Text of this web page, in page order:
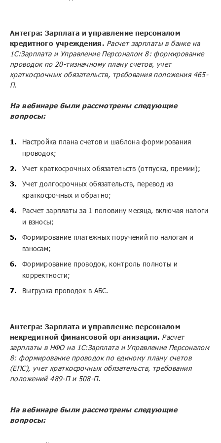
Антегра: Зарплата и управление персоналом
кредитного учреждения. Расчет зарплаты в банке на
1С:Зарплата и Управление Персоналом 8: формирование
проводок по 20-тизначному плану счетов, учет
краткосрочных обязательств, требования положения 465-
П.
На вебинаре были рассмотрены следующие
вопросы:
Настройка плана счетов и шаблона формирования
проводок;
Учет краткосрочных обязательств (отпуска, премии);
Учет долгосрочных обязательств, перевод из
краткосрочных и обратно;
Расчет зарплаты за 1 половину месяца, включая налоги
и взносы;
Формирование платежных поручений по налогам и
взносам;
Формирование проводок, контроль полноты и
корректности;
Выгрузка проводок в АБС.
Антегра: Зарплата и управление персоналом
некредитной финансовой организации. Расчет
зарплаты в НФО на 1С:Зарплата и Управление Персоналом
8: формирование проводок по единому плану счетов
(ЕПС), учет краткосрочных обязательств, требования
положений 489-П и 508-П.
На вебинаре были рассмотрены следующие
вопросы: